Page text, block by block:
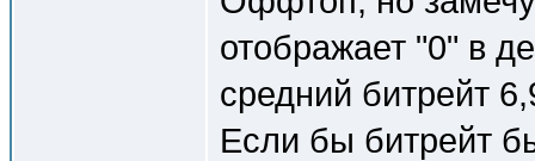
отображает "0" в
средний битрейт
Если бы битрейт